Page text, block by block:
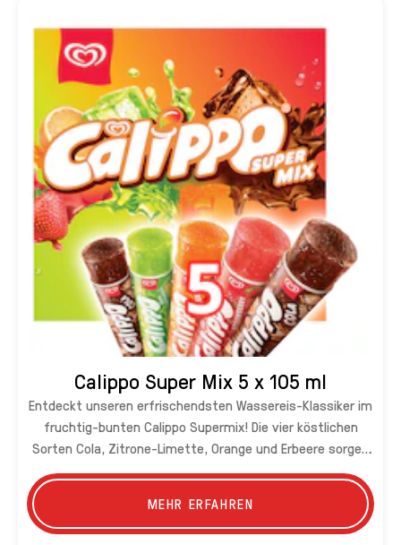
Calippo Super Mix 5 x 105 ml
Entdeckt unseren erfrischendsten Wassereis-Klassiker im
fruchtig-bunten Calippo Supermix! Die vier köstlichen
Sorten Cola, Zitrone-Limette, Orange und Erbeere sorgen
für Erfrischung und Abwechslung und sind sowohl perfekt
MEHR ERFAHREN